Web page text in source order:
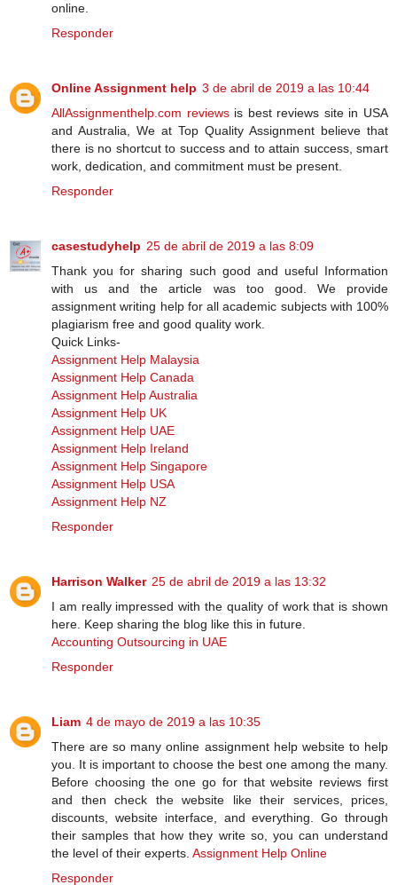
online.
Responder
Online Assignment help 3 de abril de 2019 a las 10:44
AllAssignmenthelp.com reviewsis best reviews site in USA
and Australia, We at Top Quality Assignment believe that
there is no shortcut to success and to attain success, smart
work, dedication, and commitment must be present.
Responder
casestudyhelp 25 de abril de 2019 a las 8:09
Thank you for sharing such good and useful Information
with us and the article was too good. We provide
assignment writing help for all academic subjects with 100%
plagiarism free and good quality work.
Quick Links-
Assignment Help Malaysia
Assignment Help Canada
Assignment Help Australia
Assignment Help UK
Assignment Help UAE
Assignment Help Ireland
Assignment Help Singapore
Assignment Help USA
Assignment Help NZ
Responder
Harrison Walker 25 de abril de 2019 a las 13:32
I am really impressed with the quality of work that is shown
here. Keep sharing the blog like this in future.
Accounting Outsourcing in UAE
Responder
Liam 4 de mayo de 2019 a las 10:35
There are so many online assignment help website to help
you. It is important to choose the best one among the many.
Before choosing the one go for that website reviews first
and then check the website like their services, prices,
discounts, website interface, and everything. Go through
their samples that how they write so, you can understand
the level of their experts. Assignment Help Online
Responder